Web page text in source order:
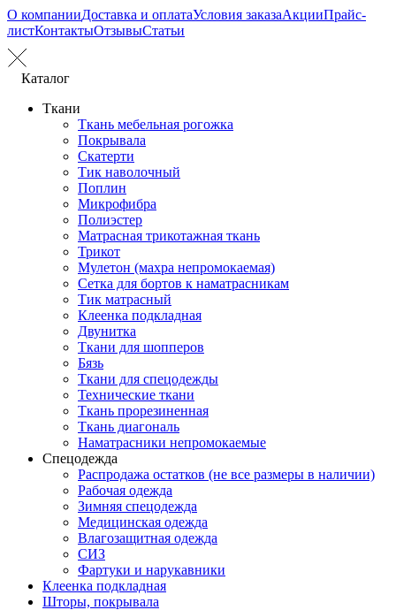
О компанииДоставка и оплатаУсловия заказаАкцииПрайс-
листКонтактыОтзывыСтатьи
Каталог
Ткани
Ткань мебельная рогожка
Покрывала
Скатерти
Тик наволочный
Поплин
Микрофибра
Полиэстер
Матрасная трикотажная ткань
Трикот
Мулетон (махра непромокаемая)
Сетка для бортов к наматрасникам
Тик матрасный
Клеенка подкладная
Двунитка
Ткани для шопперов
Бязь
Ткани для спецодежды
Технические ткани
Ткань прорезиненная
Ткань диагональ
Наматрасники непромокаемые
Спецодежда
Распродажа остатков (не все размеры в наличии)
Рабочая одежда
Зимняя спецодежда
Медицинская одежда
Влагозащитная одежда
СИЗ
Фартуки и нарукавники
Клеенка подкладная
Шторы, покрывала